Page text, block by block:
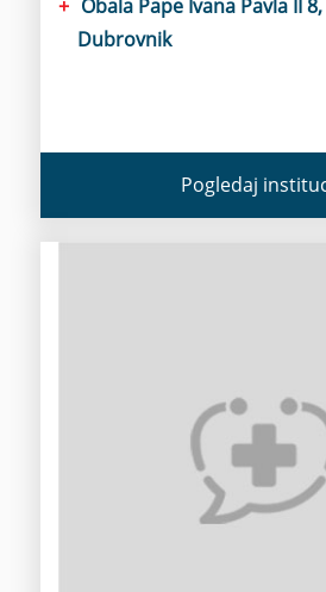
Obala Pape Ivana Pavla II
Dubrovnik
Pogledaj